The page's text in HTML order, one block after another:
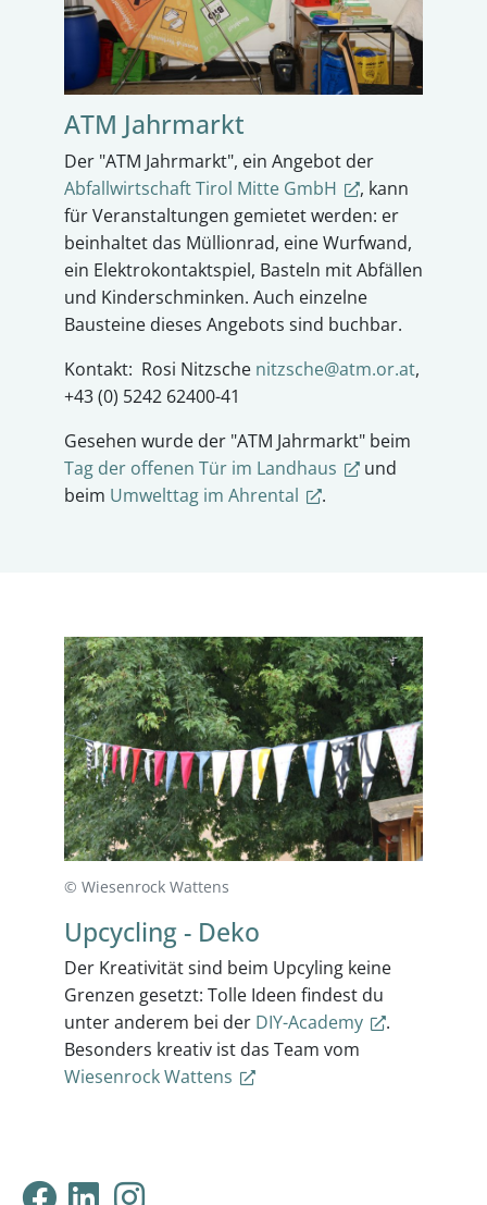
ATM Jahrmarkt
Der "ATM Jahrmarkt", ein Angebot der
Abfallwirtschaft Tirol Mitte GmbH
, kann
für Veranstaltungen gemietet werden: er
beinhaltet das Müllionrad, eine Wurfwand,
ein Elektrokontaktspiel, Basteln mit Abfällen
und Kinderschminken. Auch einzelne
Bausteine dieses Angebots sind buchbar.
Kontakt: Rosi Nitzsche nitzsche@atm.or.at,
+43 (0) 5242 62400-41
Gesehen wurde der "ATM Jahrmarkt" beim
Tag der offenen Tür im Landhaus
und
beim Umwelttag im Ahrental .
© Wiesenrock Wattens
Upcycling - Deko
Der Kreativität sind beim Upcyling keine
Grenzen gesetzt: Tolle Ideen findest du
unter anderem bei der DIY-Academy
.
Besonders kreativ ist das Team vom
Wiesenrock Wattens